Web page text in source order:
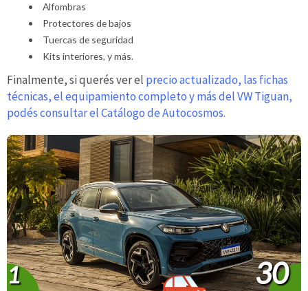
Alfombras
Protectores de bajos
Tuercas de seguridad
Kits interiores, y más.
Finalmente, si querés ver el precio actualizado, las fichas
técnicas, el equipamiento completo y más del VW Tiguan,
podés consultar el Catálogo de Autocosmos.
1 30